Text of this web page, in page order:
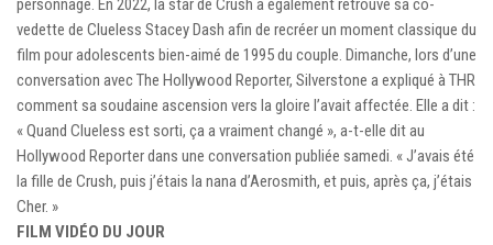
personnage. En 2022, la star de Crush a également retrouvé sa co-
vedette de Clueless Stacey Dash afin de recréer un moment classique du
film pour adolescents bien-aimé de 1995 du couple. Dimanche, lors d’une
conversation avec The Hollywood Reporter, Silverstone a expliqué à THR
comment sa soudaine ascension vers la gloire l’avait affectée. Elle a dit :
« Quand Clueless est sorti, ça a vraiment changé », a-t-elle dit au
Hollywood Reporter dans une conversation publiée samedi. « J’avais été
la fille de Crush, puis j’étais la nana d’Aerosmith, et puis, après ça, j’étais
Cher. »
FILM VIDÉO DU JOUR